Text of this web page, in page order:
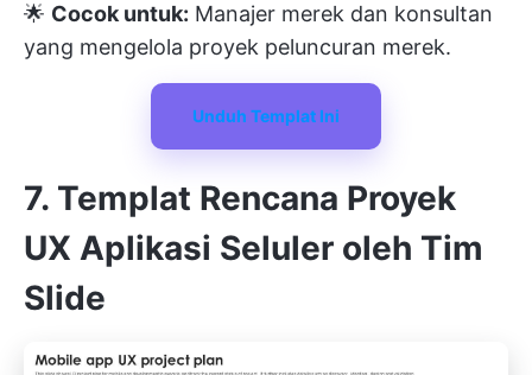
🌟 Cocok untuk: Manajer merek dan konsultan
yang mengelola proyek peluncuran merek.
Unduh Templat Ini
7. Templat Rencana Proyek
UX Aplikasi Seluler oleh Tim
Slide